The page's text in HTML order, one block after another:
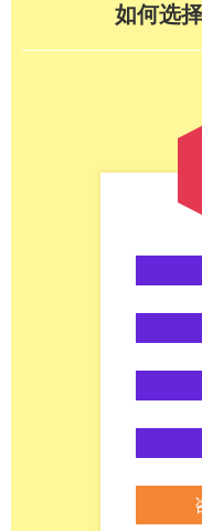
如何选